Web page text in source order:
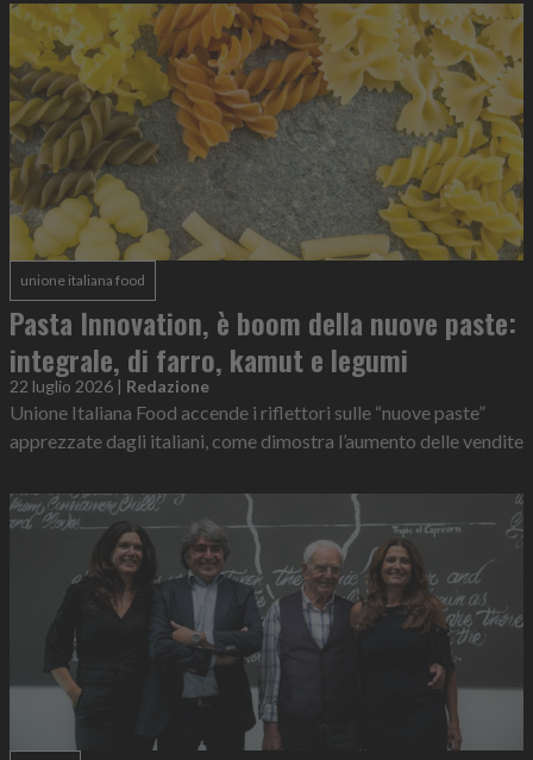
unione italiana food
Pasta Innovation, è boom della nuove paste:
integrale, di farro, kamut e legumi
22 luglio 2026 | Redazione
Unione Italiana Food accende i riflettori sulle “nuove paste”
apprezzate dagli italiani, come dimostra l’aumento delle vendite